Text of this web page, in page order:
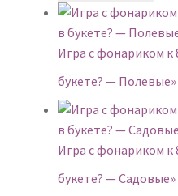
Игра с фонариком к
букете? — Полевые»
Игра с фонариком к
букете? — Садовые»